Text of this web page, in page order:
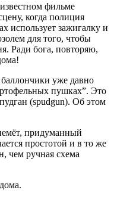
фильме
когда полиция
использует зажигалку и
для того, чтобы
Ради бога, повторяю,
баллончики уже давно
пушках”. Это
(spudgun). Об этом
придуманный
простотой и в то же
чем ручная схема